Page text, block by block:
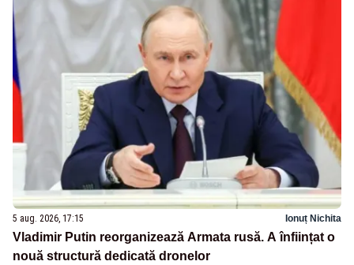
5 aug. 2026, 17:15 Ionuț Nichita
Vladimir Putin reorganizează Armata rusă. A înființat o
nouă structură dedicată dronelor